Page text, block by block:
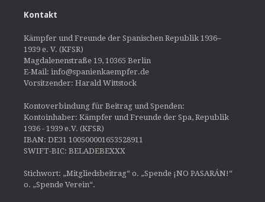
Kontakt
Kämpfer und Freunde der Spanischen Republik 1936–
1939 e. V. (KFSR)
Magdalenenstraße 19, 10365 Berlin
E-Mail: info@spanienkaempfer.de
Vorsitzender: Harald Wittstock
Kontoverbindung für Beitrag und Spenden:
Kontoinhaber: Kämpfer und Freunde der Spa, Republik
1936 - 1939 e.V. (KFSR)
IBAN: DE31 100500001653528911
SWIFT-BIC: BELADEBEXXX
Stichwort: „Mitgliedsbeitrag“ o. „Spende ¡NO PASARÁN!“
o. „Spende Verein“.